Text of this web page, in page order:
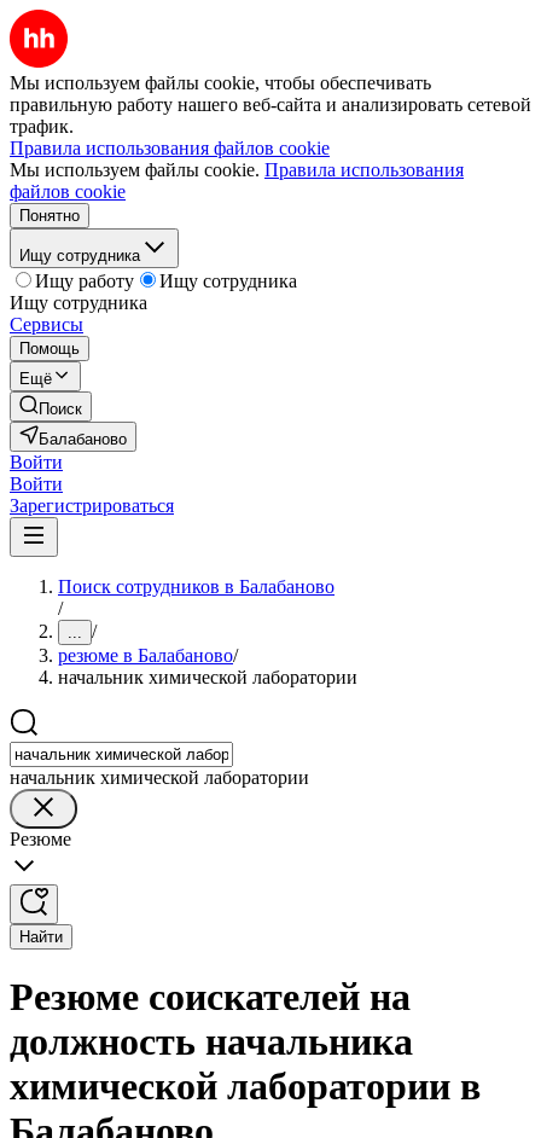
Мы используем файлы cookie, чтобы обеспечивать
правильную работу нашего веб-сайта и анализировать сетевой
трафик.
Правила использования файлов cookie
Мы используем файлы cookie. Правила использования
файлов cookie
Понятно
Ищу сотрудника
Ищу работу
Ищу сотрудника
Ищу сотрудника
Сервисы
Помощь
Ещё
Поиск
Балабаново
Войти
Войти
Зарегистрироваться
Поиск сотрудников в Балабаново
/
... /
резюме в Балабаново/
начальник химической лаборатории
начальник химической лаборатории
Резюме
Найти
Резюме соискателей на
должность начальника
химической лаборатории в